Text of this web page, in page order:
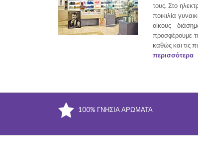
τους. Στο
ποικιλία
οίκους
προσφέρουμε
καθώς και τις
περισσότερα
100% ΓΝΉΣΙΑ ΑΡΏΜΑΤΑ